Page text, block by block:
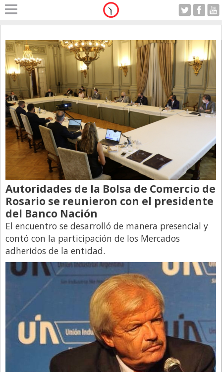
Home
A Motor
Alerta
Anticipo
Campo
Carrera & Emprendedores
Club House
Coleccionistas
Con Estilo
De Bolsillo
Diarios de Argentina
Diarios del Mundo
Directivos
Ecología y Ambiente
Economía
El Experto
El Innovador
El Precio Que Yo Ví
Entrevista
Entrevista Exclusiva
Jueves 06.08.2026
Autoridades de la Bolsa de Comercio de
Rosario se reunieron con el presidente
del Banco Nación
El encuentro se desarrolló de manera presencial y
contó con la participación de los Mercados
adheridos de la entidad.